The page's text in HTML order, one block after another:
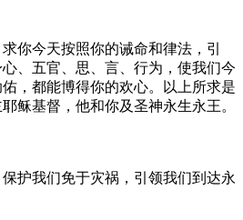
你今天按照你的诫命和律法，引
、五官、思、言、行为，使我们今
，都能博得你的欢心。以上所求是
稣基督，他和你及圣神永生永王。
护我们免于灾祸，引领我们到达永